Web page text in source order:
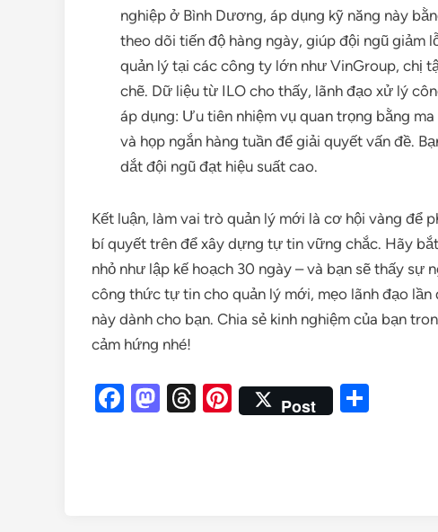
nghiệp ở Bình Dương, áp dụng kỹ năng này
theo dõi tiến độ hàng ngày, giúp đội ngũ giảm
quản lý tại các công ty lớn như VinGroup, chị
chẽ. Dữ liệu từ ILO cho thấy, lãnh đạo xử lý
áp dụng: Ưu tiên nhiệm vụ quan trọng bằng
và họp ngắn hàng tuần để giải quyết vấn đề.
dắt đội ngũ đạt hiệu suất cao.
Kết luận, làm vai trò quản lý mới là cơ hội vàng để
bí quyết trên để xây dựng tự tin vững chắc. Hãy
nhỏ như lập kế hoạch 30 ngày – và bạn sẽ thấy
công thức tự tin cho quản lý mới, mẹo lãnh đạo
này dành cho bạn. Chia sẻ kinh nghiệm của bạn
cảm hứng nhé!
Facebook
Mastodon
Threads
Pinterest
Post